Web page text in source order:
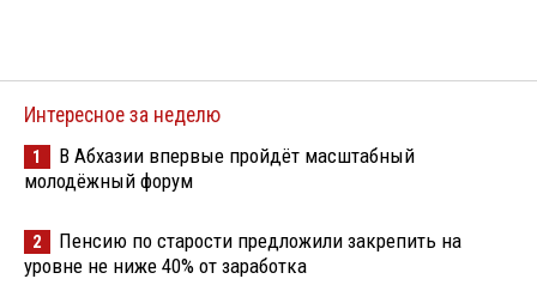
Интересное за неделю
1
В Абхазии впервые пройдёт масштабный
молодёжный форум
2
Пенсию по старости предложили закрепить на
уровне не ниже 40% от заработка